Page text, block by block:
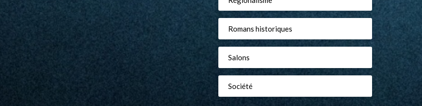
Romans historiques
Salons
Société